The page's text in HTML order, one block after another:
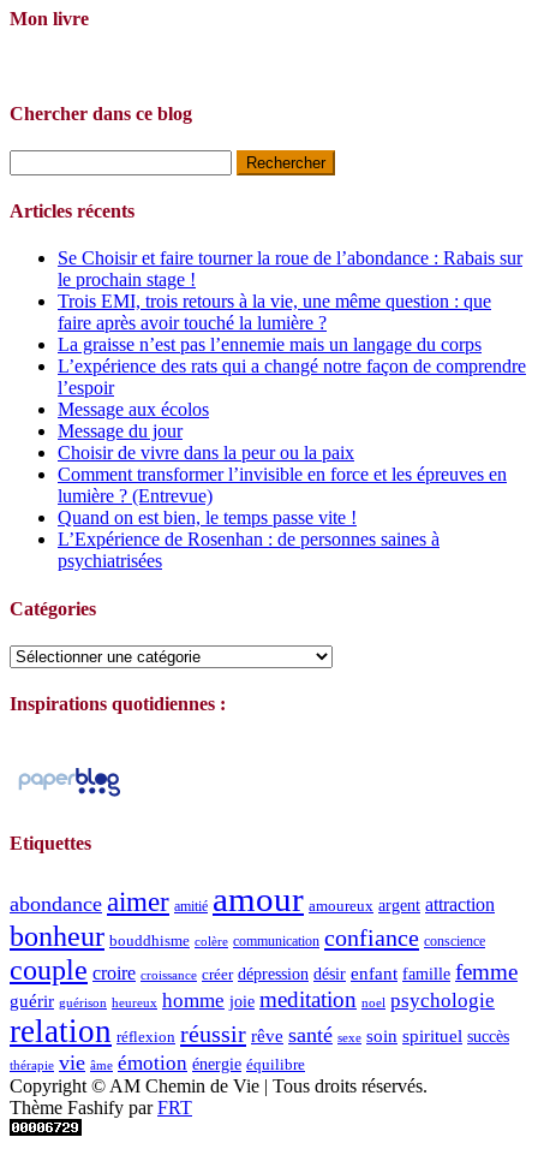
Mon livre
Chercher dans ce blog
Articles récents
Se Choisir et faire tourner la roue de l’abondance : Rabais sur
le prochain stage !
Trois EMI, trois retours à la vie, une même question : que
faire après avoir touché la lumière ?
La graisse n’est pas l’ennemie mais un langage du corps
L’expérience des rats qui a changé notre façon de comprendre
l’espoir
Message aux écolos
Message du jour
Choisir de vivre dans la peur ou la paix
Comment transformer l’invisible en force et les épreuves en
lumière ? (Entrevue)
Quand on est bien, le temps passe vite !
L’Expérience de Rosenhan : de personnes saines à
psychiatrisées
Catégories
Catégories
Inspirations quotidiennes :
Etiquettes
abondance aimer amitié amour amoureux argent attraction
bonheur bouddhisme colère communication confiance conscience
couple croire croissance créer dépression désir enfant famille femme
guérir guérison heureux homme joie meditation noel psychologie
relation réflexion réussir rêve santé sexe soin spirituel succès
thérapie vie âme émotion énergie équilibre
Copyright © AM Chemin de Vie | Tous droits réservés.
Thème Fashify parFRT